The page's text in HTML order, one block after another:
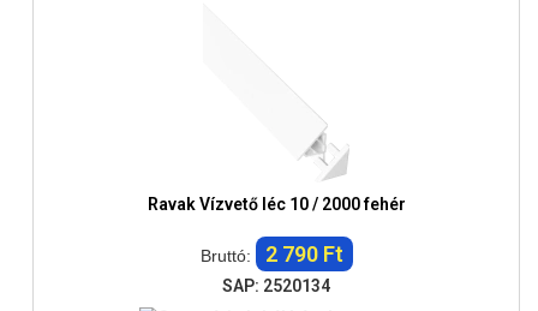
Ravak Vízvető léc 10 / 2000 fehér
Bruttó: 2 790 Ft
SAP: 2520134